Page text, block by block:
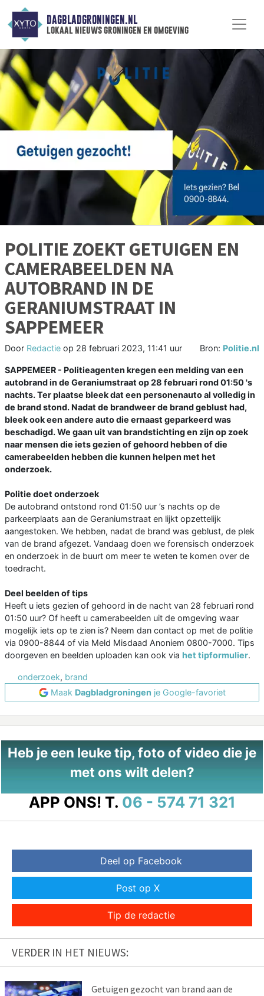
DAGBLADGRONINGEN.NL
lokaal nieuws groningen en omgeving
POLITIE ZOEKT GETUIGEN EN
CAMERABEELDEN NA
AUTOBRAND IN DE
GERANIUMSTRAAT IN
SAPPEMEER
Door Redactie op 28 februari 2023, 11:41 uur Bron: Politie.nl
SAPPEMEER - Politieagenten kregen een melding van een
autobrand in de Geraniumstraat op 28 februari rond 01:50 's
nachts. Ter plaatse bleek dat een personenauto al volledig in
de brand stond. Nadat de brandweer de brand geblust had,
bleek ook een andere auto die ernaast geparkeerd was
beschadigd. We gaan uit van brandstichting en zijn op zoek
naar mensen die iets gezien of gehoord hebben of die
camerabeelden hebben die kunnen helpen met het
onderzoek.
Politie doet onderzoek
De autobrand ontstond rond 01:50 uur ’s nachts op de
parkeerplaats aan de Geraniumstraat en lijkt opzettelijk
aangestoken. We hebben, nadat de brand was geblust, de plek
van de brand afgezet. Vandaag doen we forensisch onderzoek
en onderzoek in de buurt om meer te weten te komen over de
toedracht.
Deel beelden of tips
Heeft u iets gezien of gehoord in de nacht van 28 februari rond
01:50 uur? Of heeft u camerabeelden uit de omgeving waar
mogelijk iets op te zien is? Neem dan contact op met de politie
via 0900-8844 of via Meld Misdaad Anoniem 0800-7000. Tips
doorgeven en beelden uploaden kan ook via het tipformulier.
onderzoek, brand
Maak Dagbladgroningen je Google-favoriet
Heb je een leuke tip, foto of video die je
met ons wilt delen?
APP ONS! T. 06 - 574 71 321
Deel op Facebook
Post op X
Tip de redactie
VERDER IN HET NIEUWS:
Getuigen gezocht van brand aan de